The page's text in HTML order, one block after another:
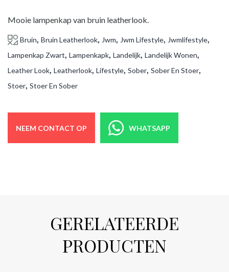
Mooie lampenkap van bruin leatherlook.
Bruin, Bruin Leatherlook, Jwm, Jwm Lifestyle, Jwmlifestyle,
Lampenkap Zwart, Lampenkapk, Landelijk, Landelijk Wonen,
Leather Look, Leatherlook, Lifestyle, Sober, Sober En Stoer,
Stoer, Stoer En Sober
NEEM CONTACT OP WHATSAPP
GERELATEERDE
PRODUCTEN